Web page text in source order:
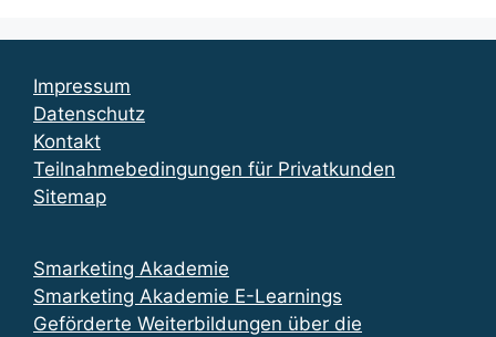
Impressum
Datenschutz
Kontakt
Teilnahmebedingungen für Privatkunden
Sitemap
Smarketing Akademie
Smarketing Akademie E-Learnings
Geförderte Weiterbildungen über die